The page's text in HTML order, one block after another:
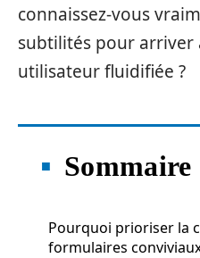
connaissez-vous
subtilités pour arriver
utilisateur fluidifiée ?
Sommaire
Pourquoi prioriser la
formulaires